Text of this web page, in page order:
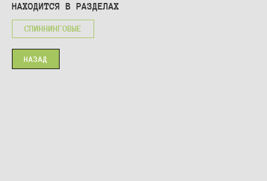
НАХОДИТСЯ В РАЗДЕЛАХ
СПИННИНГОВЫЕ
НАЗАД